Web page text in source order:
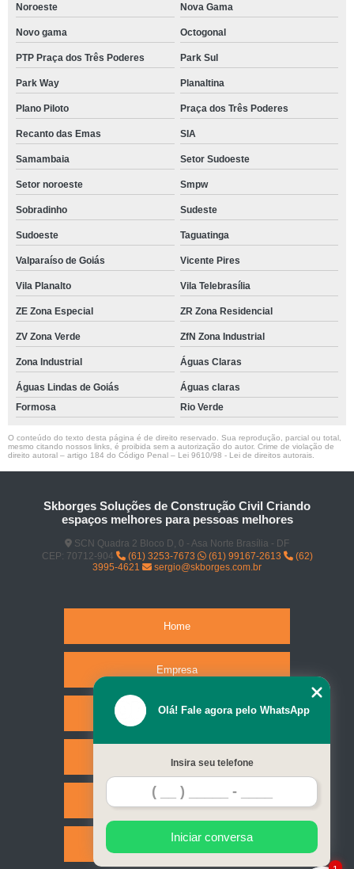
Noroeste Nova Gama
Novo gama Octogonal
PTP Praça dos Três Poderes Park Sul
Park Way Planaltina
Plano Piloto Praça dos Três Poderes
Recanto das Emas SIA
Samambaia Setor Sudoeste
Setor noroeste Smpw
Sobradinho Sudeste
Sudoeste Taguatinga
Valparaíso de Goiás Vicente Pires
Vila Planalto Vila Telebrasília
ZE Zona Especial ZR Zona Residencial
ZV Zona Verde ZfN Zona Industrial
Zona Industrial Águas Claras
Águas Lindas de Goiás
Águas claras
Formosa
Rio Verde
O conteúdo do texto desta página é de direito reservado. Sua reprodução, parcial ou total,
mesmo citando nossos links, é proibida sem a autorização do autor. Crime de violação de
direito autoral – artigo 184 do Código Penal – Lei 9610/98 - Lei de direitos autorais
Skborges Soluções de Construção Civil Criando
espaços melhores para pessoas melhores
SCN Quadra 2 Bloco D, 0 - Asa Norte Brasília - DF
CEP: 70712-904
(61) 3253-7673 (61) 99167-2613
(62)
3995-4621
sergio@skborges.com.br
Home
Empresa
Missão
Serviços
Contato
Mapa do site
Olá! Fale agora pelo WhatsApp
Insira seu telefone
Iniciar conversa